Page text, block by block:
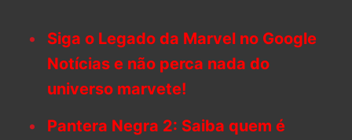
Siga o Legado da Marvel no Google
Notícias e não perca nada do
universo marvete!
Pantera Negra 2: Saiba quem é